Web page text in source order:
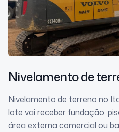
Nivelamento de
Nivelamento de terreno no
lote vai receber fundação,
área externa comercial ou